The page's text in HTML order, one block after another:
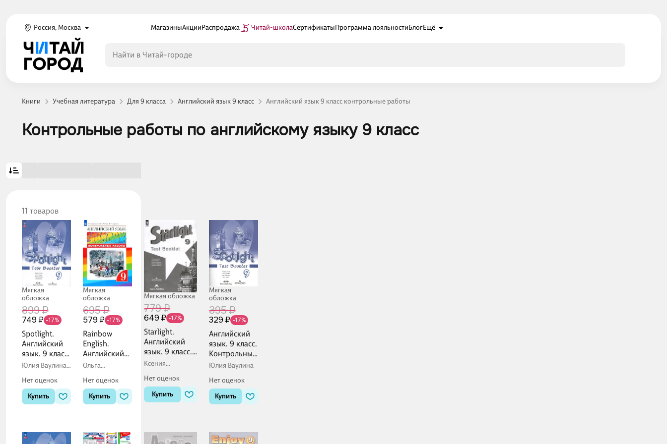
Россия, Москва МагазиныАкцииРаспродажа Читай-школаСертификатыПрограмма лояльностиБлогЕщё
Книги Учебная литература Для 9 класса Английский язык 9 класс Английский язык 9 класс контрольные работы
Контрольные работы по английскому языку 9 класс
11 товаров
Мягкая
обложка
899 ₽
749 ₽ -17%
Spotlight.
Английский
язык. 9 класс.
Контрольные
Юлия Ваулина,
Ольга
Подоляко
Нет оценок
Купить
Мягкая
обложка
695 ₽
579 ₽ -17%
Rainbow
English.
Английский
язык. 9 класс.
работы
Ольга
Ксения
Баранова,
Ирина Михеева
Нет оценок
Купить
Мягкая обложка
779 ₽
649 ₽ -17%
Starlight.
Английский
язык. 9 класс.
Контрольные
Ксения
Дженни Дули,
Виктория
Копылова
Нет оценок
Купить
Мягкая
обложка
395 ₽
329 ₽ -17%
Английский
язык. 9 класс.
Контрольные
задания с
поддержкой
Юлия Ваулина
Нет оценок
Купить